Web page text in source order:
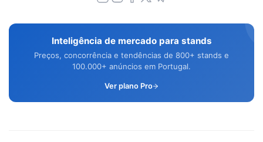
Inteligência de mercado para stands
Preços, concorrência e tendências de 800+ stands e
100.000+ anúncios em Portugal.
Ver plano Pro